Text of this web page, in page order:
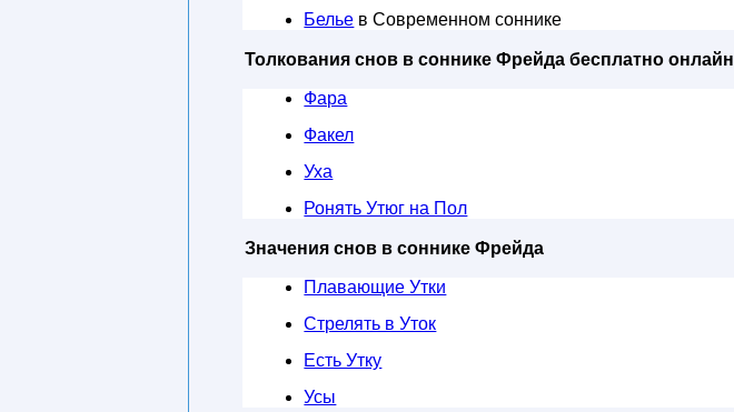
Белье в Современном соннике
Толкования снов в соннике Фрейда бесплатно онлайн
Фара
Факел
Уха
Ронять Утюг на Пол
Значения снов в соннике Фрейда
Плавающие Утки
Стрелять в Уток
Есть Утку
Усы